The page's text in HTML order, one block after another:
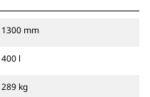
1300 mm
400 l
289 kg